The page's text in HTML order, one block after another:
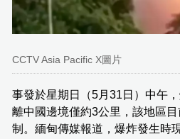
CCTV Asia Pacific X圖片
事發於星期日（5月31日）中午
離中國邊境僅約3公里，該地區
制。緬甸傳媒報道，爆炸發生時